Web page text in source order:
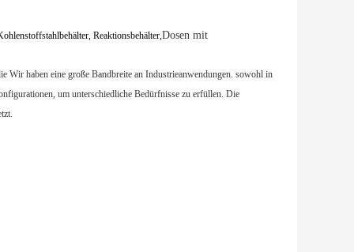
Reaktionsbehälter,Dosen mit
Wir haben eine große Bandbreite an Industrieanwendungen. sowohl in
um unterschiedliche Bedürfnisse zu erfüllen. Die